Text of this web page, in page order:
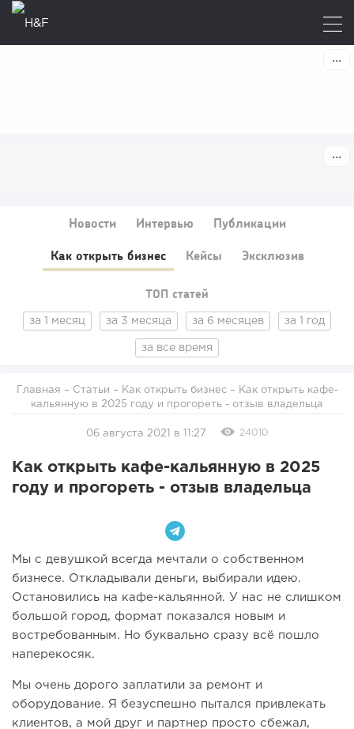
Новости Интервью Публикации
Как открыть бизнес Кейсы Эксклюзив
ТОП статей
за 1 месяц за 3 месяца за 6 месяцев за 1 год
за все время
Главная – Статьи – Как открыть бизнес– Как открыть кафе-
кальянную в 2025 году и прогореть - отзыв владельца
06 августа 2021 в 11:27 24010
Как открыть кафе-кальянную в 2025
году и прогореть - отзыв владельца
Мы с девушкой всегда мечтали о собственном
бизнесе. Откладывали деньги, выбирали идею.
Остановились на кафе-кальянной. У нас не слишком
большой город, формат показался новым и
востребованным. Но буквально сразу всё пошло
наперекосяк.
Мы очень дорого заплатили за ремонт и
оборудование. Я безуспешно пытался привлекать
клиентов, а мой друг и партнер просто сбежал,